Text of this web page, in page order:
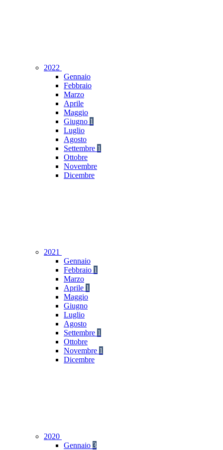
2022
Gennaio
Febbraio
Marzo
Aprile
Maggio
Giugno 1
Luglio
Agosto
Settembre 1
Ottobre
Novembre
Dicembre
2021
Gennaio
Febbraio 1
Marzo
Aprile 1
Maggio
Giugno
Luglio
Agosto
Settembre 1
Ottobre
Novembre 1
Dicembre
2020
Gennaio 3